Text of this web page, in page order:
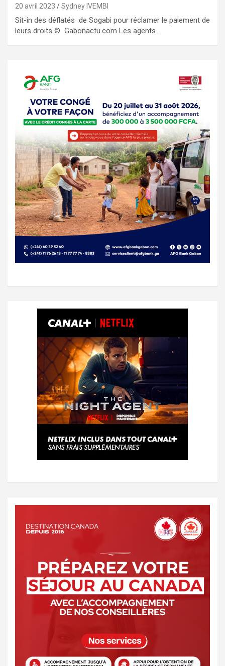
20 avril 2023 Sydney IVEMBI
Sit-in des déflatés de Sogabi pour réclamer le paiement de
leurs droits © Gabonactu.com Les agents…